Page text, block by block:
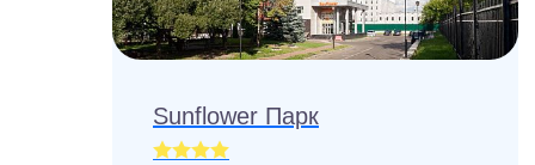
Sunflower Парк